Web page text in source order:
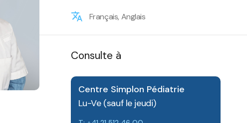
Français, Anglais
Consulte à
Centre Simplon Pédiatrie
Lu-Ve (sauf le jeudi)